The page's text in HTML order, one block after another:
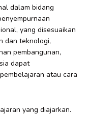
dalam bidang
yang disesuaikan
dan teknologi,
pembangunan,
dapat
atau cara
yang diajarkan.